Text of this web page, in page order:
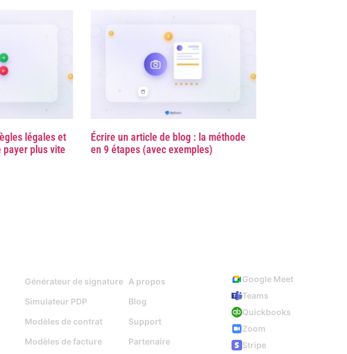
légales et
plus vite
Écrire un article de blog : la méthode
en 9 étapes (avec exemples)
Générateur de signature
Simulateur PDP
Modèles de contrat
Modèles de facture
A propos
Blog
Support
Partenaire
Google Meet
Teams
Quickbooks
Zoom
Stripe